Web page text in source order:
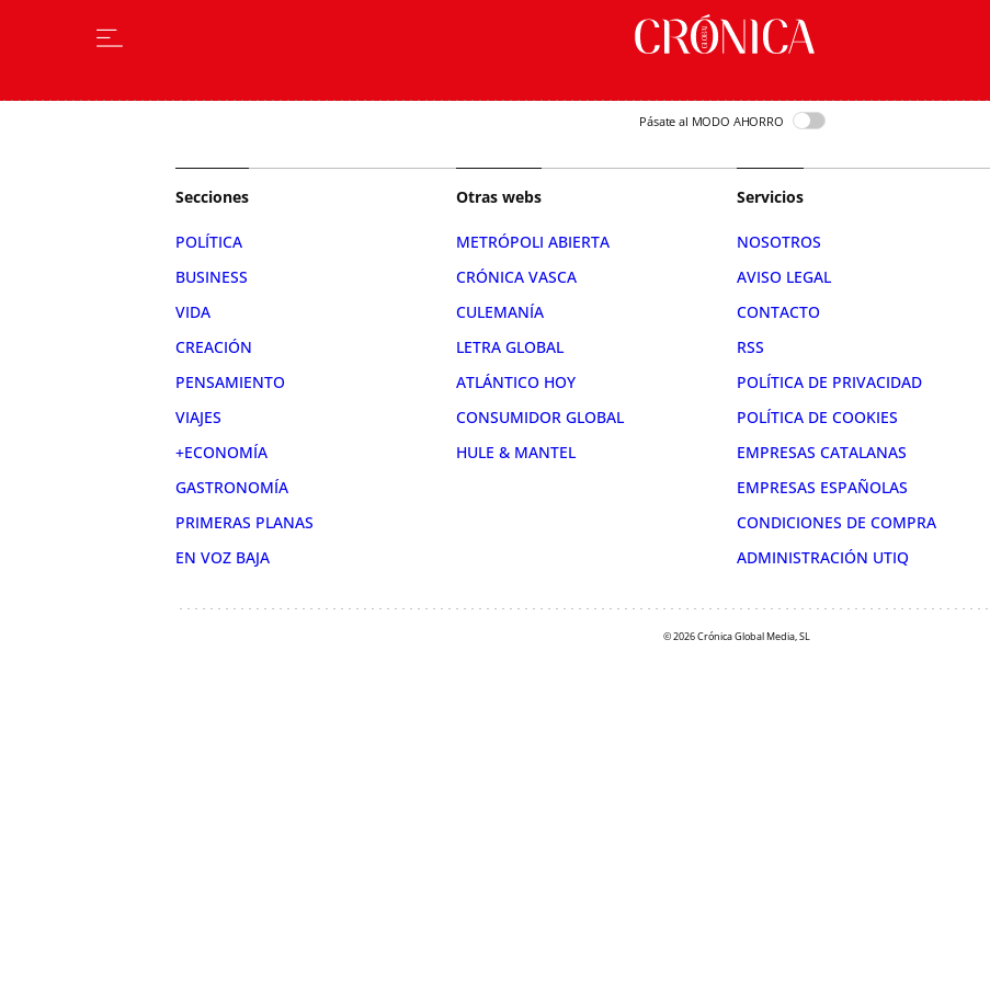
Pásate al MODO AHORRO
Secciones
POLÍTICA
BUSINESS
VIDA
CREACIÓN
PENSAMIENTO
VIAJES
+ECONOMÍA
GASTRONOMÍA
PRIMERAS PLANAS
EN VOZ BAJA
Otras webs
METRÓPOLI ABIERTA
CRÓNICA VASCA
CULEMANÍA
LETRA GLOBAL
ATLÁNTICO HOY
CONSUMIDOR GLOBAL
HULE & MANTEL
Servicios
NOSOTROS
AVISO LEGAL
CONTACTO
RSS
POLÍTICA DE PRIVACIDAD
POLÍTICA DE COOKIES
EMPRESAS CATALANAS
EMPRESAS ESPAÑOLAS
CONDICIONES DE COMPRA
ADMINISTRACIÓN UTIQ
© 2026 Crónica Global Media, SL